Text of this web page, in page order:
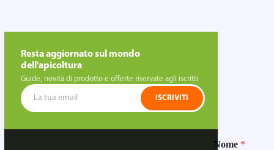
Resta aggiornato sul mondo
dell'apicoltura
Guide, novità di prodotto e offerte riservate agli iscritti
ISCRIVITI
Nome *